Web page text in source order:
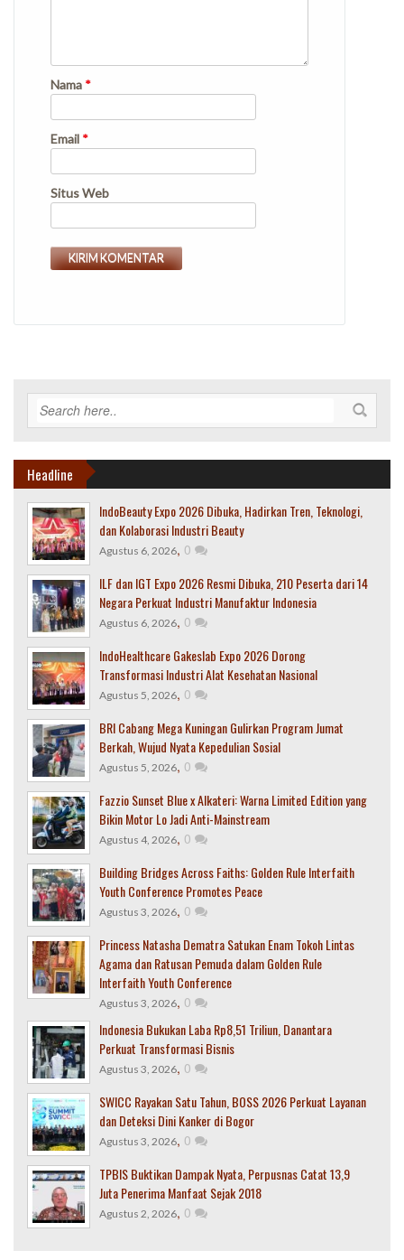
Nama *
Email *
Situs Web
Headline
IndoBeauty Expo 2026 Dibuka, Hadirkan Tren, Teknologi,
dan Kolaborasi Industri Beauty
Agustus 6, 2026, 0
ILF dan IGT Expo 2026 Resmi Dibuka, 210 Peserta dari 14
Negara Perkuat Industri Manufaktur Indonesia
Agustus 6, 2026, 0
IndoHealthcare Gakeslab Expo 2026 Dorong
Transformasi Industri Alat Kesehatan Nasional
Agustus 5, 2026, 0
BRI Cabang Mega Kuningan Gulirkan Program Jumat
Berkah, Wujud Nyata Kepedulian Sosial
Agustus 5, 2026, 0
Fazzio Sunset Blue x Alkateri: Warna Limited Edition yang
Bikin Motor Lo Jadi Anti-Mainstream
Agustus 4, 2026, 0
Building Bridges Across Faiths: Golden Rule Interfaith
Youth Conference Promotes Peace
Agustus 3, 2026, 0
Princess Natasha Dematra Satukan Enam Tokoh Lintas
Agama dan Ratusan Pemuda dalam Golden Rule
Interfaith Youth Conference
Agustus 3, 2026, 0
Indonesia Bukukan Laba Rp8,51 Triliun, Danantara
Perkuat Transformasi Bisnis
Agustus 3, 2026, 0
SWICC Rayakan Satu Tahun, BOSS 2026 Perkuat Layanan
dan Deteksi Dini Kanker di Bogor
Agustus 3, 2026, 0
TPBIS Buktikan Dampak Nyata, Perpusnas Catat 13,9
Juta Penerima Manfaat Sejak 2018
Agustus 2, 2026, 0